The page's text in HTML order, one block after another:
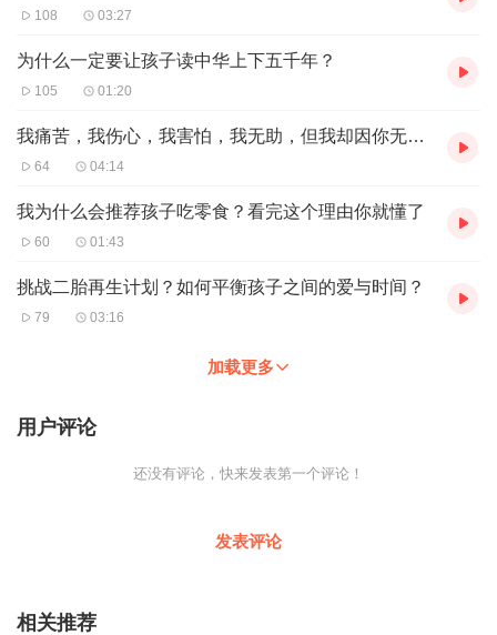
108 03:27
为什么一定要让孩子读中华上下五千年？
105 01:20
我痛苦，我伤心，我害怕，我无助，但我却因你无悔！
64 04:14
我为什么会推荐孩子吃零食？看完这个理由你就懂了
60 01:43
挑战二胎再生计划？如何平衡孩子之间的爱与时间？
79 03:16
加载更多
用户评论
还没有评论，快来发表第一个评论！
发表评论
相关推荐